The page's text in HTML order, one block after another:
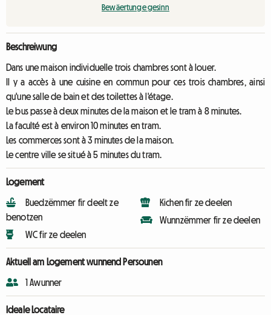
Bewäertunge gesinn
Beschreiwung
Dans une maison individuelle trois chambres sont à louer.
Il y a accès à une cuisine en commun pour ces trois chambres, ainsi
qu'une salle de bain et des toilettes à l'étage.
Le bus passe à deux minutes de la maison et le tram à 8 minutes.
La faculté est à environ 10 minutes en tram.
Les commerces sont à 3 minutes de la maison.
Le centre ville se situé à 5 minutes du tram.
Logement
Buedzëmmer fir deelt ze
benotzen
WC fir ze deelen
Kichen fir ze deelen
Wunnzëmmer fir ze deelen
Aktuell am Logement wunnend Persounen
1 Awunner
Ideale Locataire